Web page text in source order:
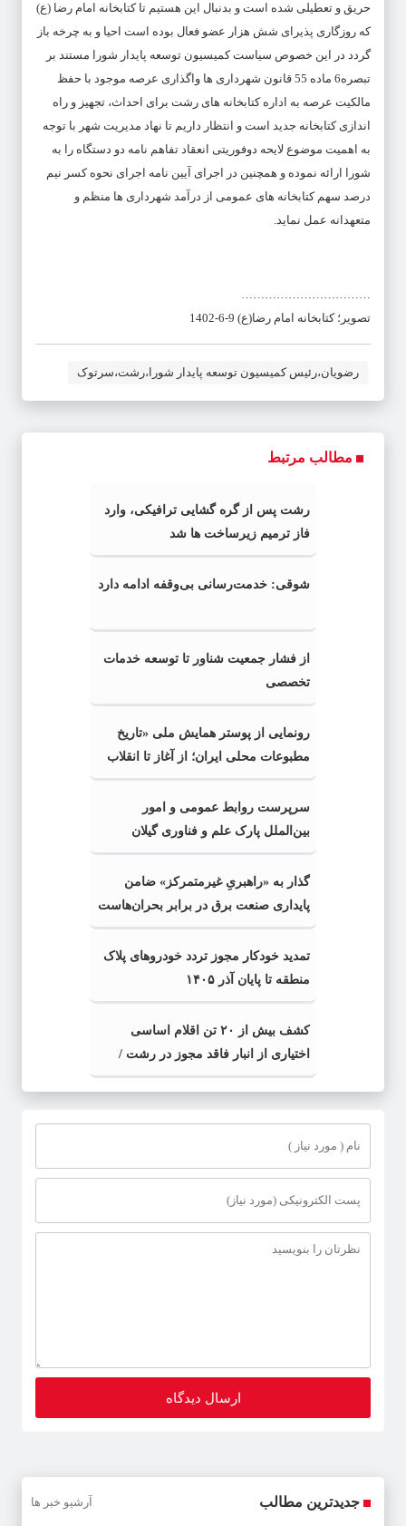
حریق و تعطیلی شده است و بدنبال این هستیم تا کتابخانه امام رضا (ع)
که روزگاری پذیرای شش هزار عضو فعال بوده است احیا و به چرخه باز
گردد در این خصوص سیاست کمیسیون توسعه پایدار شورا مستند بر
تبصره6 ماده 55 قانون شهرداری ها واگذاری عرصه موجود با حفظ
مالکیت عرصه به اداره کتابخانه های رشت برای احداث، تجهیز و راه
اندازی کتابخانه جدید است و انتظار داریم تا نهاد مدیریت شهر با توجه
به اهمیت موضوع لایحه دوفوریتی انعقاد تفاهم نامه دو دستگاه را به
شورا ارائه نموده و همچنین در اجرای آیین نامه اجرای نحوه کسر نیم
درصد سهم کتابخانه های عمومی از درآمد شهرداری ها منظم و
متعهدانه عمل نماید.
……………………………
تصویر؛ کتابخانه امام رضا(ع) 9-6-1402
رضویان،رئیس کمیسیون توسعه پایدار شورا،رشت،سرتوک
مطالب مرتبط
رشت پس از گره گشایی ترافیکی، وارد
فاز ترمیم زیرساخت ها شد
شوقی: خدمت‌رسانی بی‌وقفه ادامه دارد
از فشار جمعیت شناور تا توسعه خدمات
تخصصی
رونمایی از پوستر همایش ملی «تاریخ
مطبوعات محلی ایران؛ از آغاز تا انقلاب
اسلامی» در گیلان
سرپرست روابط عمومی و امور
بین‌الملل پارک علم و فناوری گیلان
منصوب شد
گذار به «راهبریِ غیرمتمرکز» ضامن
پایداری صنعت برق در برابر بحران‌هاست
تمدید خودکار مجوز تردد خودروهای پلاک
منطقه تا پایان آذر ۱۴۰۵
کشف بیش از ۲۰ تن اقلام اساسی
اختیاری از انبار فاقد مجوز در رشت /
کشف بیش از ۲ تن اقلام تاریخ مصرف
جدیدترین مطالب آرشیو خبر ها